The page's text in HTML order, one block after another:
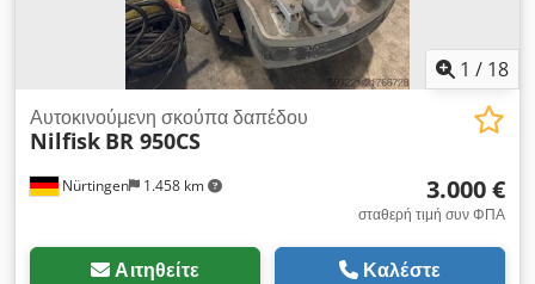
Uwue Aidoha Μανόμετρο: Περιλαμβάνεται Τριφασικός
ανεμιστήρας πλευρικού καναλιού: περιλαμβάνεται Υποδοχή
σωλήνα και καλωδίου: περιλαμβάνεται Πλάκα κυκλώνα:
Περιλαμβάνεται Βαλβίδα ανακούφισης κενού: περιλαμβάνεται
1 / 18
Nürtingen 1.458 km
Αυτοκινούμενη σκούπα δαπέδου
Nilfisk BR 950CS
3.000 €
σταθερή τιμή συν ΦΠΑ
Αιτηθείτε Καλέστε